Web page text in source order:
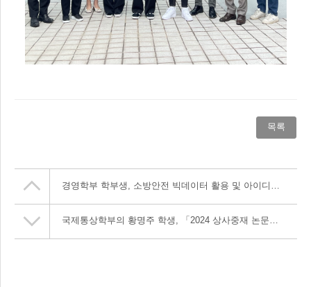
목록
경영학부 학부생, 소방안전 빅데이터 활용 및 아이디어 경진대회 우수상 수상
국제통상학부의 황명주 학생, 「2024 상사중재 논문경시대회」에서 최우수상 수상